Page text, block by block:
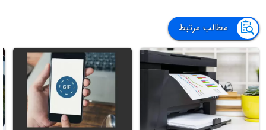
مطالب مرتبط